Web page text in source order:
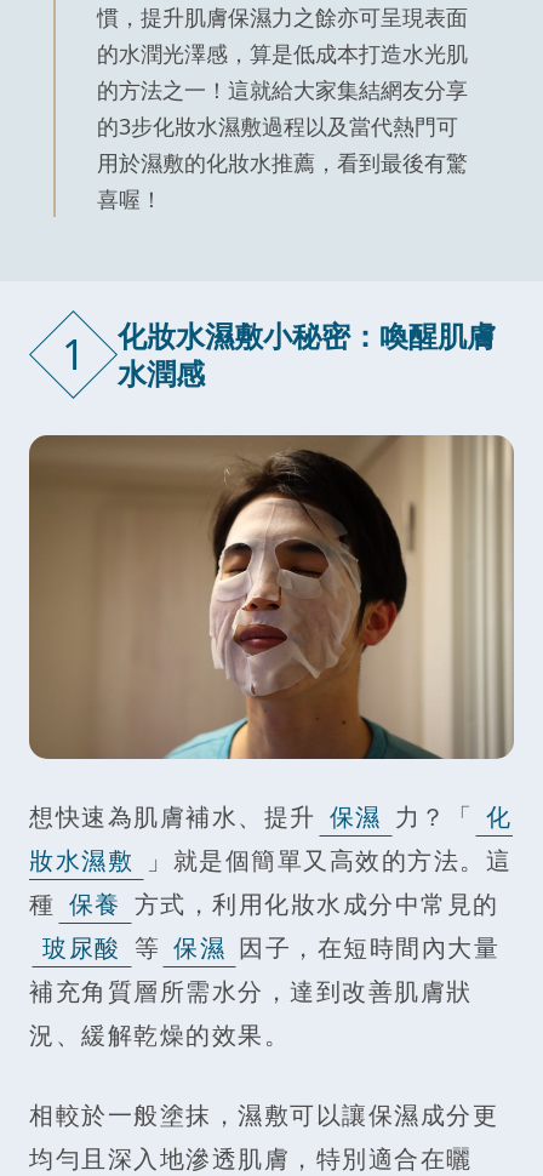
慣，提升肌膚保濕力之餘亦可呈現表面
的水潤光澤感，算是低成本打造水光肌
的方法之一！這就給大家集結網友分享
的3步化妝水濕敷過程以及當代熱門可
用於濕敷的化妝水推薦，看到最後有驚
喜喔！
1
化妝水濕敷小秘密：喚醒肌膚
水潤感
想快速為肌膚補水、提升 保濕 力？「 化
妝水濕敷
」就是個簡單又高效的方法。這
種 保養 方式，利用化妝水成分中常見的
玻尿酸 等 保濕 因子，在短時間內大量
補充角質層所需水分，達到改善肌膚狀
況、緩解乾燥的效果。
相較於一般塗抹，濕敷可以讓保濕成分更
均勻且深入地滲透肌膚，特別適合在曬